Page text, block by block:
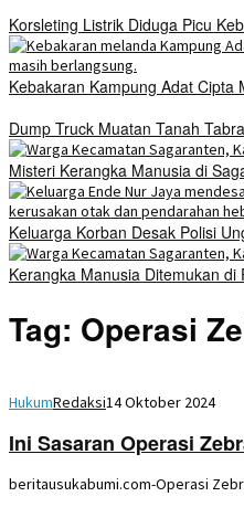
Korsleting Listrik Diduga Picu
Kebakaran Kampung Adat Cipta
Dump Truck Muatan Tanah
Misteri Kerangka Manusia di
Keluarga Korban Desak Polisi
Kerangka Manusia Ditemukan
Tag: Operasi
HukumRedaksi14 Oktober 2024
Ini Sasaran Operasi
beritausukabumi.com-Operasi